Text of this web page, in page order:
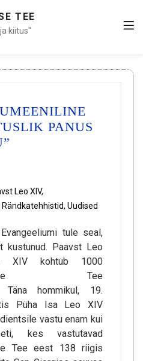
TEE
kiitus"
PANUS
Leo XIV,
Rändkatehhistid, Uudised
tule seal,
Paavst Leo
XIV kohtub 1000
Tee
Täna hommikul, 19.
Püha Isa Leo XIV
vastu enam kui
kes vastutavad
Tee eest 138 riigis